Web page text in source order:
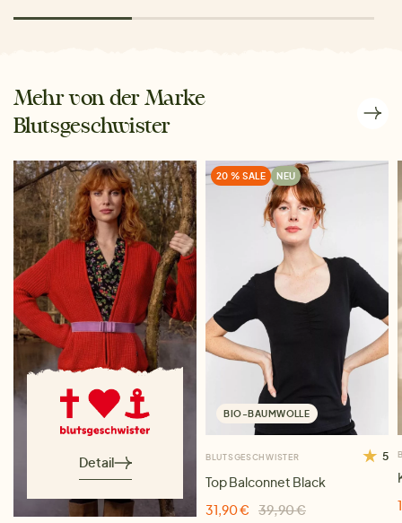
Mehr von der Marke
Blutsgeschwister
Detail
20 % SALE NEU
BIO-BAUMWOLLE
BLUTSGESCHWISTER 5
Top Balconnet Black
31,90 €
39,90 €